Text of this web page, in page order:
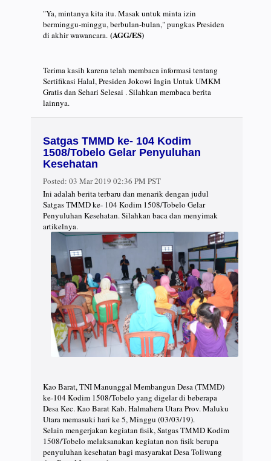
"Ya, mintanya kita itu. Masak untuk minta izin
berminggu-minggu, berbulan-bulan," pungkas Presiden
di akhir wawancara. (AGG/ES)
Terima kasih karena telah membaca informasi tentang
Sertifikasi Halal, Presiden Jokowi Ingin Untuk UMKM
Gratis dan Sehari Selesai . Silahkan membaca berita
lainnya.
Satgas TMMD ke- 104 Kodim
1508/Tobelo Gelar Penyuluhan
Kesehatan
Posted: 03 Mar 2019 02:36 PM PST
Ini adalah berita terbaru dan menarik dengan judul
Satgas TMMD ke- 104 Kodim 1508/Tobelo Gelar
Penyuluhan Kesehatan. Silahkan baca dan menyimak
artikelnya.
Kao Barat, TNI Manunggal Membangun Desa (TMMD)
ke-104 Kodim 1508/Tobelo yang digelar di beberapa
Desa Kec. Kao Barat Kab. Halmahera Utara Prov. Maluku
Utara memasuki hari ke 5, Minggu (03/03/19).
Selain mengerjakan kegiatan fisik, Satgas TMMD Kodim
1508/Tobelo melaksanakan kegiatan non fisik berupa
penyuluhan kesehatan bagi masyarakat Desa Toliwang